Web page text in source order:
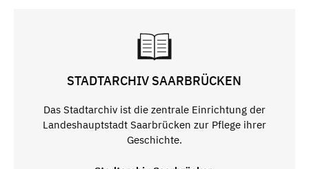
STADTARCHIV SAARBRÜCKEN
Das Stadtarchiv ist die zentrale Einrichtung der
Landeshauptstadt Saarbrücken zur Pflege ihrer
Geschichte.